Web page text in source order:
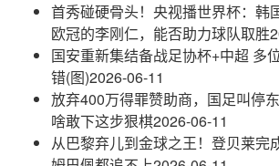
首秀碰硬骨头！央视播世界杯：韩
欧冠的李刚仁，能否助力球队取胜
国安重新集结备战足协杯+中超 多
错(图)2026-06-11
放弃400万得罪赞助商，国足叫停
啥敢下这步狠棋2026-06-11
从巴黎弃儿到金球之王！登贝莱完